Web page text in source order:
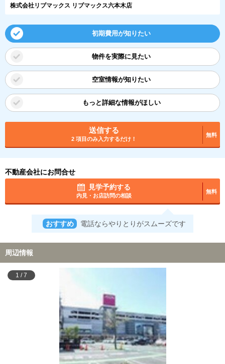
株式会社リブマックス リブマックス六本木店
初期費用が知りたい
物件を実際に見たい
空室情報が知りたい
もっと詳細な情報がほしい
送信する
2 項目のみ入力するだけ！
無料
不動産会社にお問合せ
見学予約する
内見・お店訪問の相談
無料
おすすめ 電話ならやりとりがスムーズです
周辺情報
1 /7